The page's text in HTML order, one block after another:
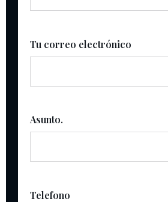
Tu correo electrónico
Asunto.
Telefono